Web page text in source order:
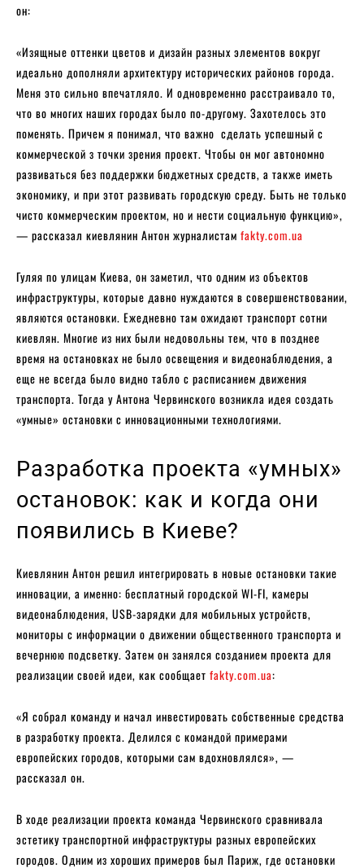
он:
«Изящные оттенки цветов и дизайн разных элементов вокруг
идеально дополняли архитектуру исторических районов города.
Меня это сильно впечатляло. И одновременно расстраивало то,
что во многих наших городах было по-другому. Захотелось это
поменять. Причем я понимал, что важно сделать успешный с
коммерческой з точки зрения проект. Чтобы он мог автономно
развиваться без поддержки бюджетных средств, а также иметь
экономику, и при этот развивать городскую среду. Быть не только
чисто коммерческим проектом, но и нести социальную функцию»,
— рассказал киевлянин Антон журналистам fakty.com.ua
Гуляя по улицам Киева, он заметил, что одним из объектов
инфраструктуры, которые давно нуждаются в совершенствовании,
являются остановки. Ежедневно там ожидают транспорт сотни
киевлян. Многие из них были недовольны тем, что в позднее
время на остановках не было освещения и видеонаблюдения, а
еще не всегда было видно табло с расписанием движения
транспорта. Тогда у Антона Червинского возникла идея создать
«умные» остановки с инновационными технологиями.
Разработка проекта «умных»
остановок: как и когда они
появились в Киеве?
Киевлянин Антон решил интегрировать в новые остановки такие
инновации, а именно: бесплатный городской WI-FI, камеры
видеонаблюдения, USB-зарядки для мобильных устройств,
мониторы с информации о движении общественного транспорта и
вечернюю подсветку. Затем он занялся созданием проекта для
реализации своей идеи, как сообщает fakty.com.ua:
«Я собрал команду и начал инвестировать собственные средства
в разработку проекта. Делился с командой примерами
европейских городов, которыми сам вдохновлялся», —
рассказал он.
В ходе реализации проекта команда Червинского сравнивала
эстетику транспортной инфраструктуры разных европейских
городов. Одним из хороших примеров был Париж, где остановки